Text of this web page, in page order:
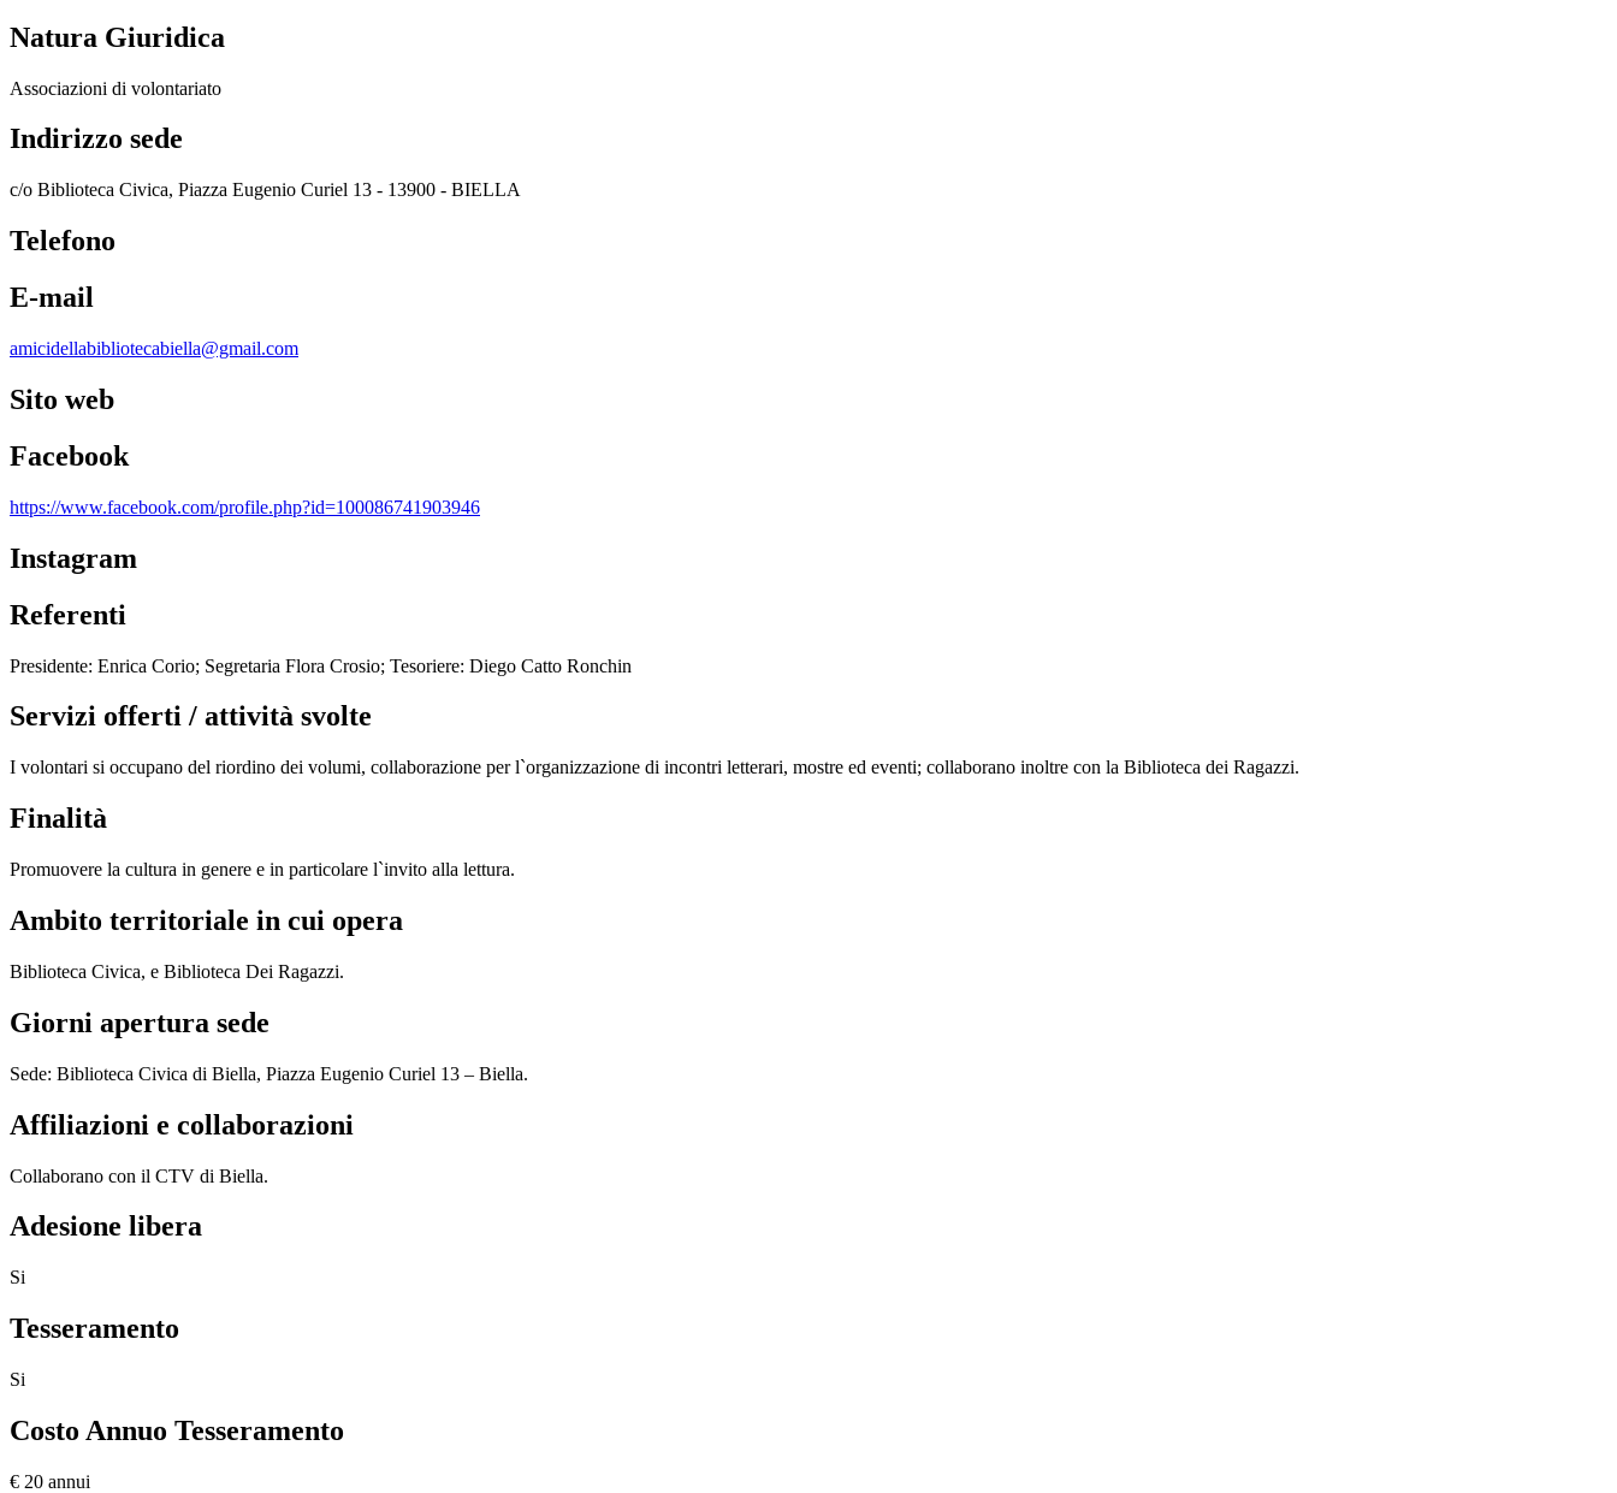
Natura Giuridica
Associazioni di volontariato
Indirizzo sede
c/o Biblioteca Civica, Piazza Eugenio Curiel 13 - 13900 - BIELLA
Telefono
E-mail
amicidellabibliotecabiella@gmail.com
Sito web
Facebook
https://www.facebook.com/profile.php?id=100086741903946
Instagram
Referenti
Presidente: Enrica Corio; Segretaria Flora Crosio; Tesoriere: Diego Catto Ronchin
Servizi offerti / attività svolte
I volontari si occupano del riordino dei volumi, collaborazione per l`organizzazione di incontri letterari, mostre ed eventi; collaborano inoltre con la Biblioteca dei Ragazzi.
Finalità
Promuovere la cultura in genere e in particolare l`invito alla lettura.
Ambito territoriale in cui opera
Biblioteca Civica, e Biblioteca Dei Ragazzi.
Giorni apertura sede
Sede: Biblioteca Civica di Biella, Piazza Eugenio Curiel 13 – Biella.
Affiliazioni e collaborazioni
Collaborano con il CTV di Biella.
Adesione libera
Si
Tesseramento
Si
Costo Annuo Tesseramento
€ 20 annui